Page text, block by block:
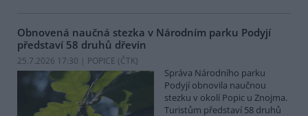
Obnovená naučná stezka v Národním parku Podyjí
představí 58 druhů dřevin
25.7.2026 17:30 | POPICE (ČTK)
Správa Národního parku
Podyjí obnovila naučnou
stezku v okolí Popic u Znojma.
Turistům představí 58 druhů